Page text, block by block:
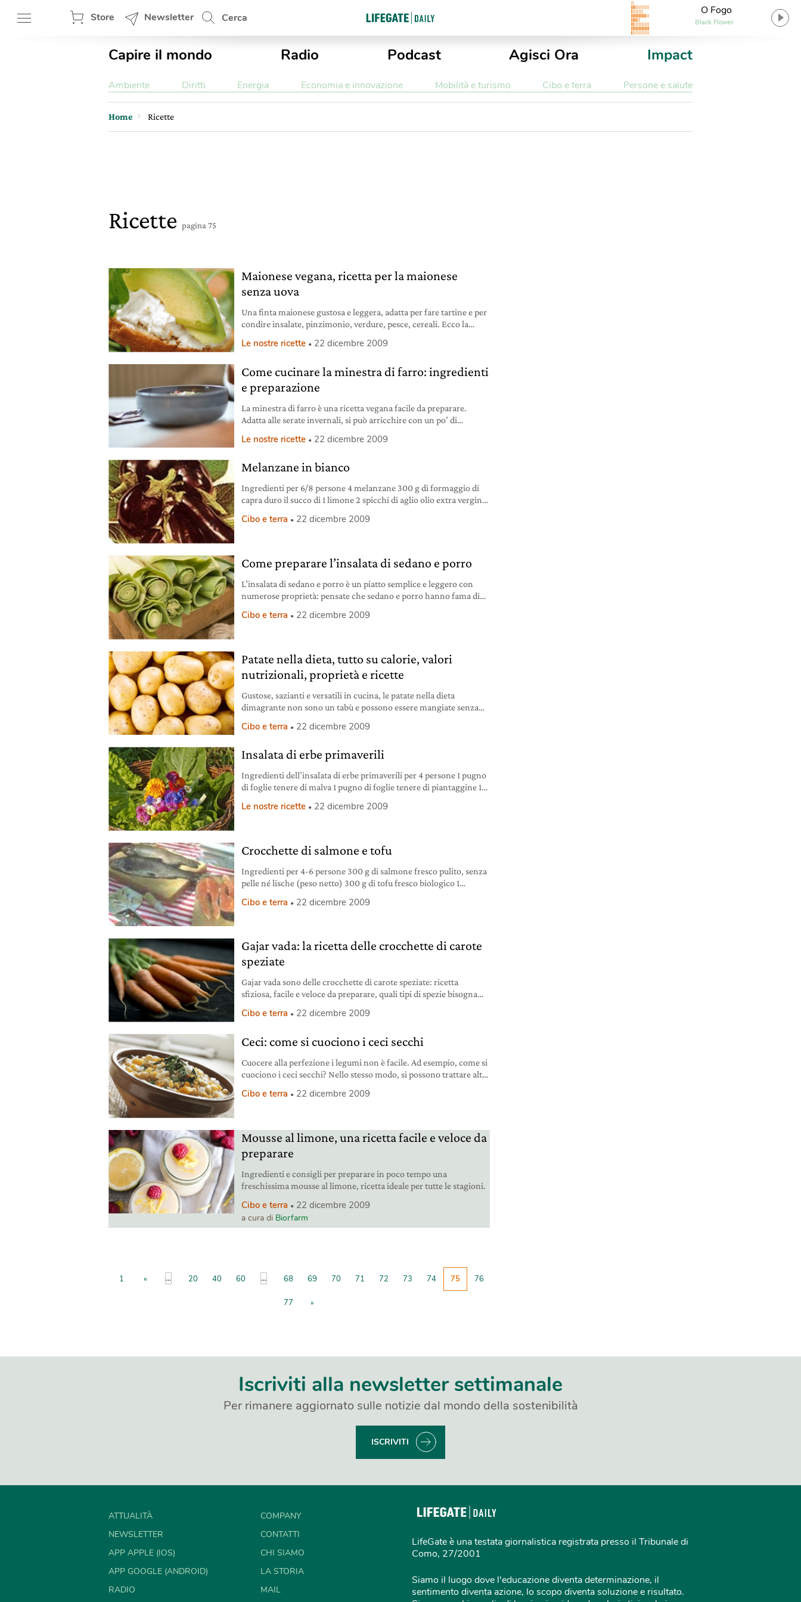
Store Newsletter Cerca
O Fogo
Black Flower
Capire il mondo Radio Podcast Agisci Ora Impact
Ambiente Diritti Energia Economia e innovazione Mobilità e turismo Cibo e terra Persone e salute
Home Ricette
Ricette pagina 75
Maionese vegana, ricetta per la maionese
senza uova
Una finta maionese gustosa e leggera, adatta per fare tartine e per
condire insalate, pinzimonio, verdure, pesce, cereali. Ecco la
Le nostre ricette 22 dicembre 2009
Come cucinare la minestra di farro: ingredienti
e preparazione
La minestra di farro è una ricetta vegana facile da preparare.
Adatta alle serate invernali, si può arricchire con un po’ di
Le nostre ricette 22 dicembre 2009
Melanzane in bianco
Ingredienti per 6/8 persone 4 melanzane 300 g di formaggio di
capra duro il succo di 1 limone 2 spicchi di aglio olio extra vergine
melanzane, sbucciarle e tagliarle a dadini. Salare e mettere a
Cibo e terra 22 dicembre 2009
Come preparare l’insalata di sedano e porro
L’insalata di sedano e porro è un piatto semplice e leggero con
numerose proprietà: pensate che sedano e porro hanno fama di
Cibo e terra 22 dicembre 2009
Patate nella dieta, tutto su calorie, valori
nutrizionali, proprietà e ricette
Gustose, sazianti e versatili in cucina, le patate nella dieta
dimagrante non sono un tabù e possono essere mangiate senza
Cibo e terra 22 dicembre 2009
Insalata di erbe primaverili
Ingredienti dell’insalata di erbe primaverili per 4 persone 1 pugno
di foglie tenere di malva 1 pugno di foglie tenere di piantaggine 1
lattuga 1 pugno di erbe aromatiche fresche miste (finocchio,
Le nostre ricette 22 dicembre 2009
Crocchette di salmone e tofu
Ingredienti per 4-6 persone 300 g di salmone fresco pulito, senza
pelle né lische (peso netto) 300 g di tofu fresco biologico 1
tipo shoyu 1 uovo 2 cucchiai di amido di frumento o di fecola di
Cibo e terra 22 dicembre 2009
Gajar vada: la ricetta delle crocchette di carote
speziate
Gajar vada sono delle crocchette di carote speziate: ricetta
sfiziosa, facile e veloce da preparare, quali tipi di spezie bisogna
Cibo e terra 22 dicembre 2009
Ceci: come si cuociono i ceci secchi
Cuocere alla perfezione i legumi non è facile. Ad esempio, come si
cuociono i ceci secchi? Nello stesso modo, si possono trattare altri
Cibo e terra 22 dicembre 2009
Mousse al limone, una ricetta facile e veloce da
preparare
Ingredienti e consigli per preparare in poco tempo una
freschissima mousse al limone, ricetta ideale per tutte le stagioni.
Cibo e terra 22 dicembre 2009
a cura di Biorfarm
1 « ... 20 40 60 ... 68 69 70 71 72 73 74 75 76
77 »
Iscriviti alla newsletter settimanale
Per rimanere aggiornato sulle notizie dal mondo della sostenibilità
ISCRIVITI
ATTUALITÀ
NEWSLETTER
APP APPLE (IOS)
APP GOOGLE (ANDROID)
RADIO
COMPANY
CONTATTI
CHI SIAMO
LA STORIA
MAIL
LifeGate è una testata giornalistica registrata presso il Tribunale di
Como, 27/2001
Siamo il luogo dove l'educazione diventa determinazione, il
sentimento diventa azione, lo scopo diventa soluzione e risultato.